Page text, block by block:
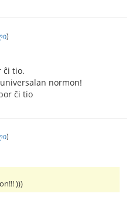
)
ĉi tio.
normon!
ĉi tio
)
)))